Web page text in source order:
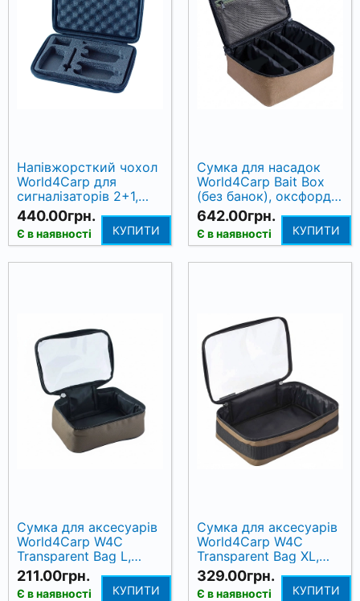
Напівжорсткий чохол
World4Carp для
сигналізаторів 2+1,
19×26×5 см
440.00грн.
Є в наявності КУПИТИ
Сумка для насадок
World4Carp Bait Box
(без банок), оксфорд,
зелений
642.00грн.
Є в наявності КУПИТИ
Сумка для аксесуарів
World4Carp W4C
Transparent Bag L,
19×14×7 см
211.00грн.
Є в наявності КУПИТИ
Сумка для аксесуарів
World4Carp W4C
Transparent Bag XL,
30×21×10 см
329.00грн.
Є в наявності КУПИТИ